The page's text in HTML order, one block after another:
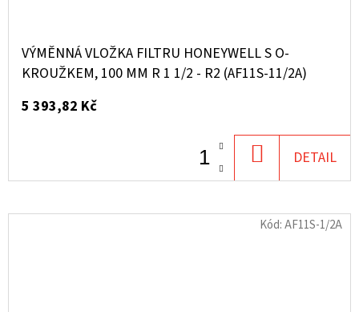
VÝMĚNNÁ VLOŽKA FILTRU HONEYWELL S O-
KROUŽKEM, 100 ΜM R 1 1/2 - R2 (AF11S-11/2A)
5 393,82 Kč
KOŠÍKU
DETAIL
Kód:AF11S-1/2A